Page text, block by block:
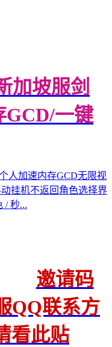
加坡服剑
GCD/一键
人加速内存GCD无限视
挂机不返回角色选择界
/ 秒...
邀请码
QQ联系方
看此贴